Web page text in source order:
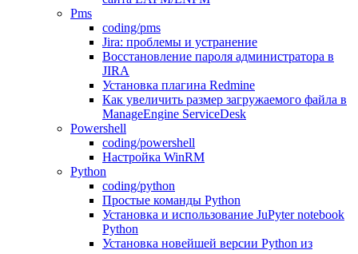
Pms
coding/pms
Jira: проблемы и устранение
Восстановление пароля администратора в
JIRA
Установка плагина Redmine
Как увеличить размер загружаемого файла в
ManageEngine ServiceDesk
Powershell
coding/powershell
Настройка WinRM
Python
coding/python
Простые команды Python
Установка и использование JuPyter notebook
Python
Установка новейшей версии Python из